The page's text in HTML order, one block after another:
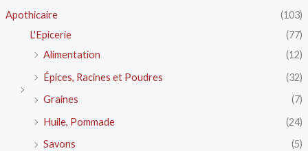
Apothicaire
(103)
L'Epicerie
(77)
Alimentation
(12)
Épices, Racines et Poudres
(32)
Graines
(7)
Huile, Pommade
(24)
Savons
(5)